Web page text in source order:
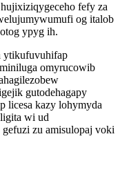
fefy za
og italob
ypyg ih.
ytikufuvuhifap
omyrucowib
gutodehagapy
licesa kazy lohymyda
wi ud
zu amisulopaj voki